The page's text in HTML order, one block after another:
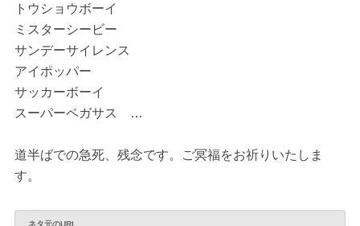
トウショウボーイ
ミスターシービー
サンデーサイレンス
アイポッパー
サッカーボーイ
スーパーペガサス …
道半ばでの急死、残念です。ご冥福をお祈りいたしま
す。
ネタ元のURL